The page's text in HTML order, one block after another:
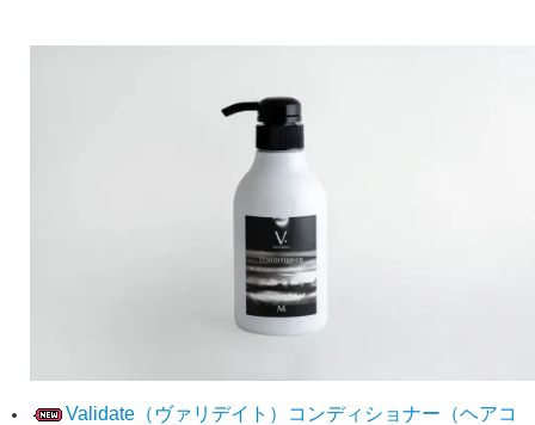
Validate（ヴァリデイト）コンディショナー（ヘアコ